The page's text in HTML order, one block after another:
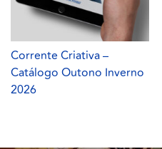
Corrente Criativa –
Catálogo Outono Inverno
2026